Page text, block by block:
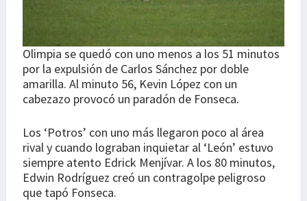
Olimpia se quedó con uno menos a los 51 minutos
por la expulsión de Carlos Sánchez por doble
amarilla. Al minuto 56, Kevin López con un
cabezazo provocó un paradón de Fonseca.
Los ‘Potros’ con uno más llegaron poco al área
rival y cuando lograban inquietar al ‘León’ estuvo
siempre atento Edrick Menjívar. A los 80 minutos,
Edwin Rodríguez creó un contragolpe peligroso
que tapó Fonseca.